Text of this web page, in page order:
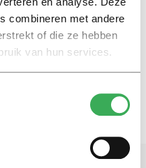
combineren met andere
of die ze hebben
van hun services.
de strijd tegen
‘We zijn hoopvoller